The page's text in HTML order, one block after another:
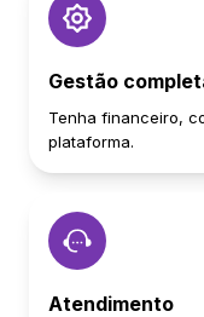
Gestão
Tenha financeiro,
plataforma.
Atendimento